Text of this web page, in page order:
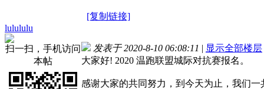
[复制链接]
lulululu
扫一扫，手机访问
本帖
发表于 2020-8-10 06:08:11 | 显示全部楼层
大家好! 2020 温跑联盟城际对抗赛报名。
感谢大家的共同努力，到今天为止，我们一